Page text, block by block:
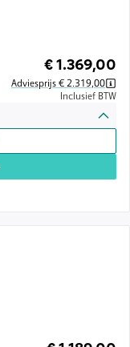
€ 1.369,00
Adviesprijs € 2.319,00
Inclusief BTW